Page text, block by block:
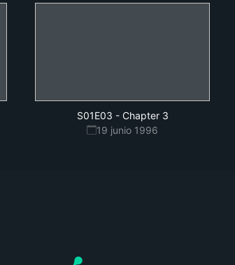
S01E03 - Chapter 3
19 junio 1996